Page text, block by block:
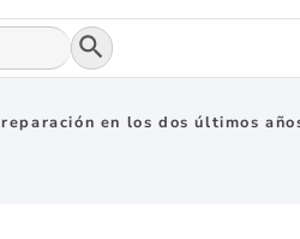
Botón de búsqueda
en los dos últimos